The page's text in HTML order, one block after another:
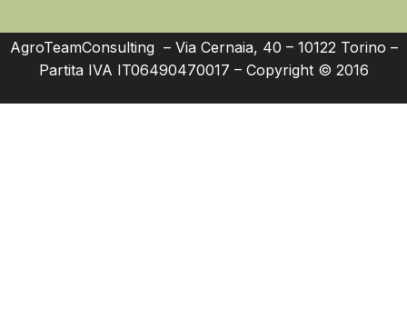
AgroTeamConsulting – Via Cernaia, 40 – 10122 Torino –
Partita IVA IT06490470017 – Copyright © 2016